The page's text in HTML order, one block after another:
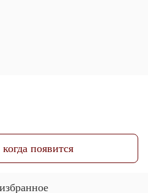
появится